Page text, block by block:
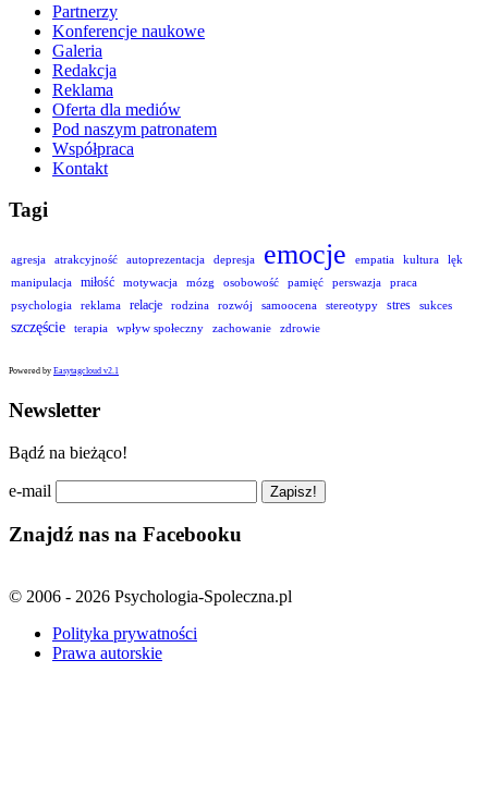
Partnerzy
Konferencje naukowe
Galeria
Redakcja
Reklama
Oferta dla mediów
Pod naszym patronatem
Współpraca
Kontakt
Tagi
agresja atrakcyjność autoprezentacja depresja emocje empatia kultura
lęk
manipulacja
miłość motywacja mózg osobowość pamięć perswazja
praca
psychologia
reklama relacje rodzina rozwój samoocena stereotypy stres sukces
szczęście terapia wpływ społeczny zachowanie zdrowie
Powered by Easytagcloud v2.1
Newsletter
Bądź na bieżąco!
e-mail
Znajdź nas na Facebooku
© 2006 - 2026 Psychologia-Spoleczna.pl
Polityka prywatności
Prawa autorskie